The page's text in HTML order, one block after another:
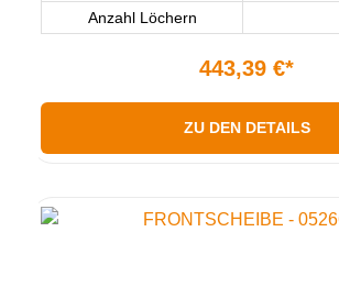
Anzahl Löchern
443,39 €*
ZU DEN DETAILS